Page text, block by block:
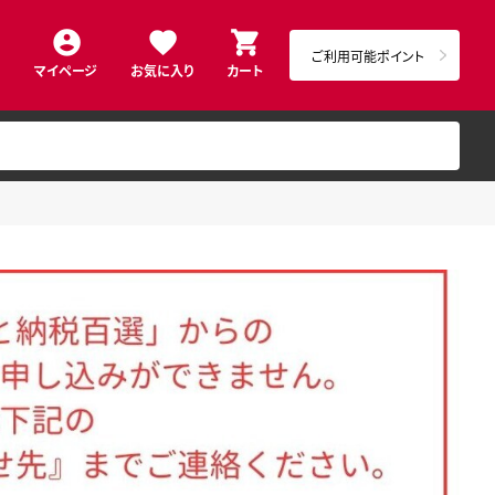
マイページ お気に入り カート
ご利用可能ポイント